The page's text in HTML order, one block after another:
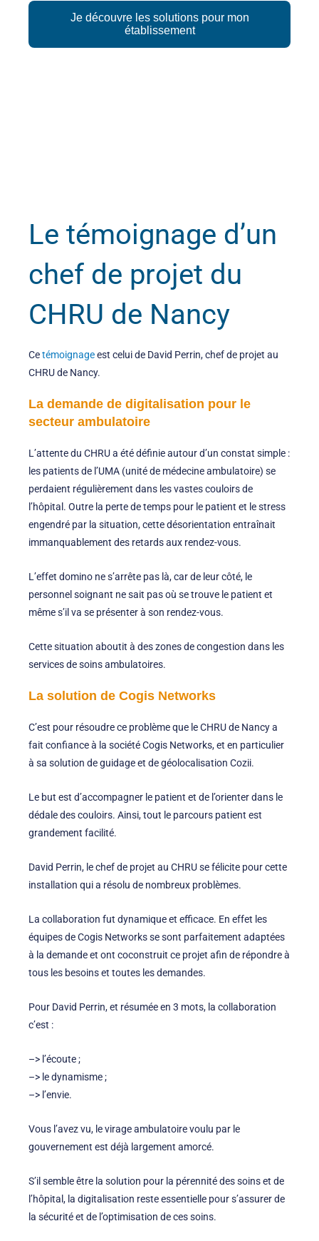
Le témoignage d’un
chef de projet du
CHRU de Nancy
Cetémoignageest celui de David Perrin, chef de projet au
CHRU de Nancy.
La demande de digitalisation pour le
secteur ambulatoire
L’attente du CHRU a été définie autour d’un constat simple :
les patients de l’UMA (unité de médecine ambulatoire) se
perdaient régulièrement dans les vastes couloirs de
l’hôpital. Outre la perte de temps pour le patient et le stress
engendré par la situation, cette désorientation entraînait
immanquablement des retards aux rendez-vous.
L’effet domino ne s’arrête pas là, car de leur côté, le
personnel soignant ne sait pas où se trouve le patient et
même s’il va se présenter à son rendez-vous.
Cette situation aboutit à des zones de congestion dans les
services de soins ambulatoires.
La solution de Cogis Networks
C’est pour résoudre ce problème que le CHRU de Nancy a
fait confiance à la société Cogis Networks, et en particulier
à sa solution de guidage et de géolocalisation Cozii.
Le but est d’accompagner le patient et de l’orienter dans le
dédale des couloirs. Ainsi, tout le parcours patient est
grandement facilité.
David Perrin, le chef de projet au CHRU se félicite pour cette
installation qui a résolu de nombreux problèmes.
La collaboration fut dynamique et efficace. En effet les
équipes de Cogis Networks se sont parfaitement adaptées
à la demande et ont coconstruit ce projet afin de répondre à
tous les besoins et toutes les demandes.
Pour David Perrin, et résumée en 3 mots, la collaboration
c’est :
–> l’écoute ;
–> le dynamisme ;
–> l’envie.
Vous l’avez vu, le virage ambulatoire voulu par le
gouvernement est déjà largement amorcé.
S’il semble être la solution pour la pérennité des soins et de
l’hôpital, la digitalisation reste essentielle pour s’assurer de
la sécurité et de l’optimisation de ces soins.